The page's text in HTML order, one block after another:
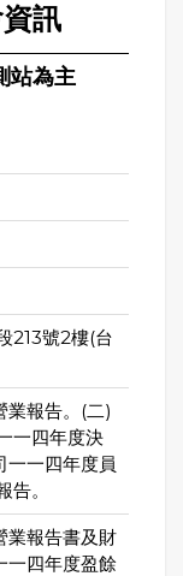
訊
站為主
213號2樓(台
業報告。(二)
一四年度決
一一四年度員
。
業報告書及財
一四年度盈餘